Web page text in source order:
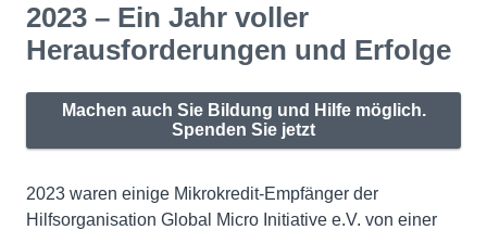
2023 – Ein Jahr voller
Herausforderungen und Erfolge
Machen auch Sie Bildung und Hilfe möglich.
Spenden Sie jetzt
2023 waren einige Mikrokredit-Empfänger der
Hilfsorganisation Global Micro Initiative e.V. von einer